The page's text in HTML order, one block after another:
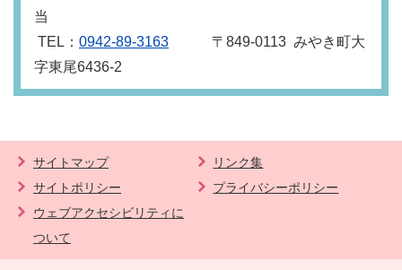
当
TEL： 0942-89-3163 〒849‐0113 みやき町大
字東尾6436-2
サイトマップ
リンク集
サイトポリシー
プライバシーポリシー
ウェブアクセシビリティに
ついて